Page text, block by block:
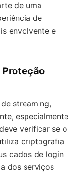
de uma
de
envolvente e
Proteção
streaming,
especialmente
verificar se o
criptografia
dados de login
dos serviços